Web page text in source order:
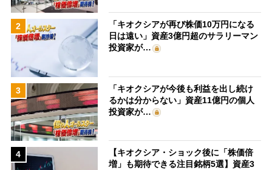
2
「キオクシアが再び株価10万円になる
日は遠い」資産3億円超のサラリーマン
投資家が…
3
「キオクシアが今後も利益を出し続け
るかは分からない」資産11億円の個人
投資家が…
4
【キオクシア・ショック後に「株価倍
増」も期待できる注目銘柄5選】資産3